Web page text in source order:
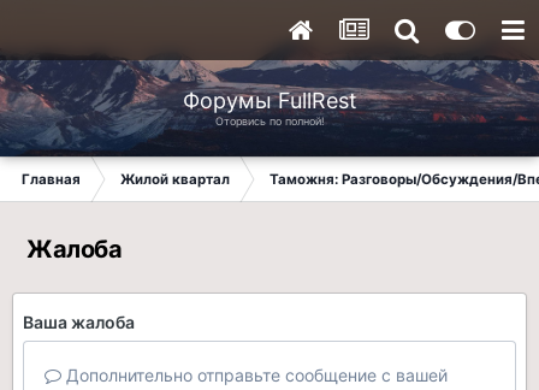
Форумы FullRest
Оторвись по полной!
Главная Жилой квартал Таможня: Разговоры/Обсуждения/
Жалоба
Ваша жалоба
Дополнительно отправьте сообщение с вашей